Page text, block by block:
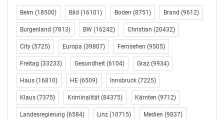
AUSSCHLIESSLICHER INHALTLICHER VERANTWORTUNG
DES AUSSENDERS. www.ots.at
© Copyright APA-OTS Originaltext-Service GmbH und
der jeweilige Aussender
Gefällt mir:
Beim (18500) Bild (16101) Boden (8751) Brand (9612)
Burgenland (7813) BW (16242) Christian (20432)
City (5725) Europa (39807) Fernsehen (9505)
Freitag (33233) Gesundheit (6104) Graz (9934)
Haus (16810) HE (6509) Innsbruck (7225)
Klaus (7375) Kriminalität (84375) Kärnten (9712)
Landesregierung (6584) Linz (10715) Medien (9837)